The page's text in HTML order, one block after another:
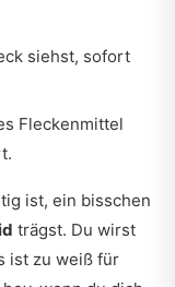
siehst, sofort
Fleckenmittel
ist, ein bisschen
trägst. Du wirst
ist zu weiß für